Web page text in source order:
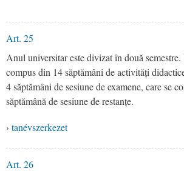
Art. 25
Anul universitar este divizat în două semestre.
compus din 14 săptămâni de activități
4 săptămâni de sesiune de examene, care se
săptămână de sesiune de restanțe.
› tanévszerkezet
Art. 26